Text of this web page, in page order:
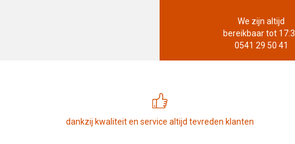
We zijn altijd
bereikbaar tot
0541 29 50 41
dankzij kwaliteit en service altijd tevreden klanten